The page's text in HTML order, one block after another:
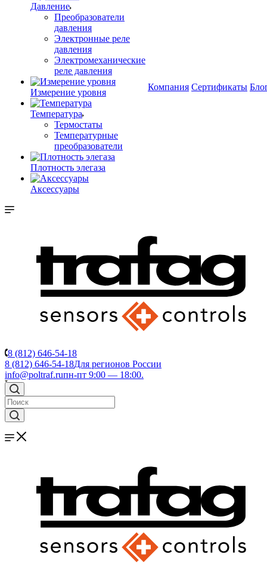
Давление
Преобразователи
давления
Электронные реле
давления
Электромеханические
реле давления
Измерение уровня
Температура
Термостаты
Температурные
преобразователи
Плотность элегаза
Аксессуары
Компания Сертификаты
8 (812) 646-54-18
8 (812) 646-54-18Для регионов России
info@poltraf.ruпн-пт 9:00 — 18:00.